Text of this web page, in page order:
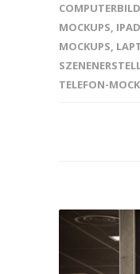
MOCKUPS,
MOCKUPS,
TELEFON-